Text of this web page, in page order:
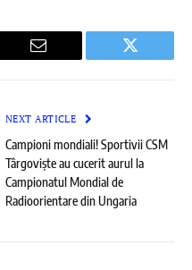
Email Twitter
NEXT ARTICLE
Campioni mondiali! Sportivii CSM
Târgoviște au cucerit aurul la
Campionatul Mondial de
Radioorientare din Ungaria